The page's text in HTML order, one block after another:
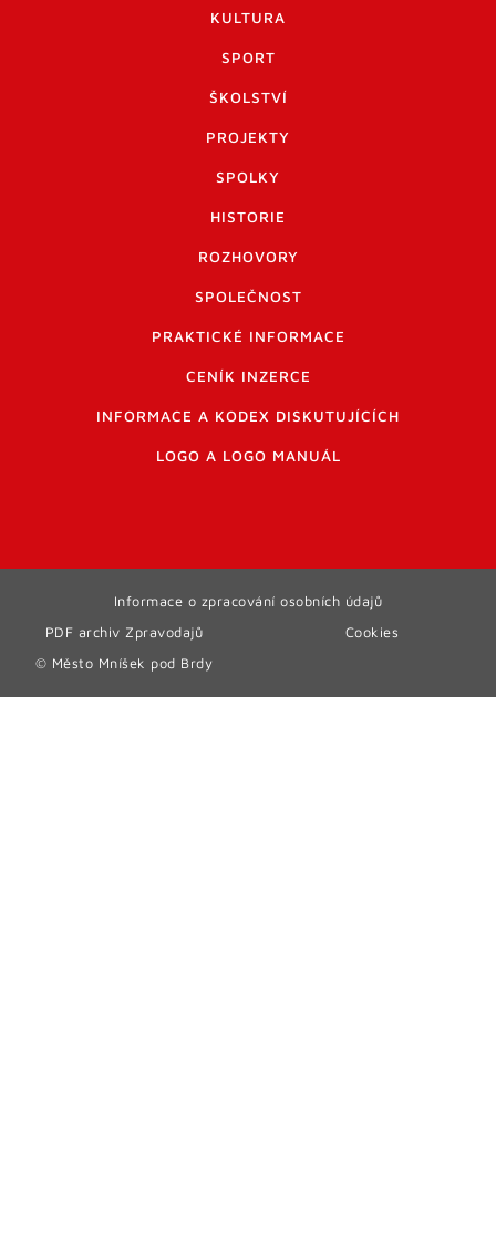
KULTURA
SPORT
ŠKOLSTVÍ
PROJEKTY
SPOLKY
HISTORIE
ROZHOVORY
SPOLEČNOST
PRAKTICKÉ INFORMACE
CENÍK INZERCE
INFORMACE A KODEX DISKUTUJÍCÍCH
LOGO A LOGO MANUÁL
© Město Mníšek pod Brdy
PDF archiv Zpravodajů
Informace o zpracování osobních údajů
Cookies